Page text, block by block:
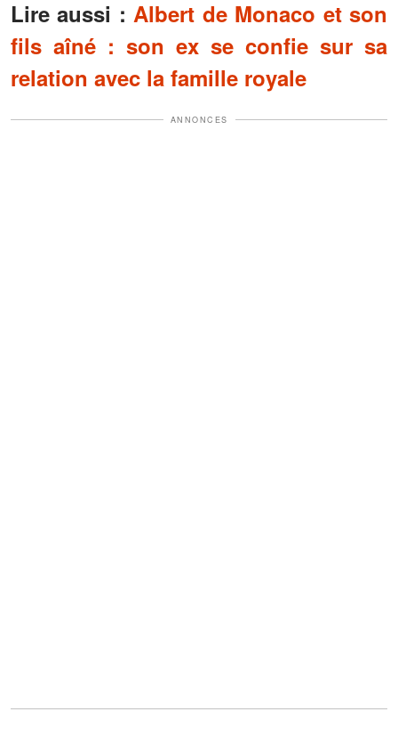
Lire aussi : Albert de Monaco et son
fils aîné : son ex se confie sur sa
relation avec la famille royale
ANNONCES